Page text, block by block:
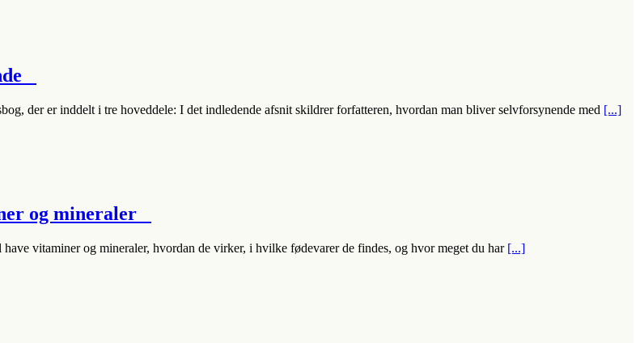
der er inddelt i tre hoveddele: I det indledende afsnit skildrer forfatteren, hvordan man bliver selvforsynende med [...]
og mineraler
vitaminer og mineraler, hvordan de virker, i hvilke fødevarer de findes, og hvor meget du har [...]